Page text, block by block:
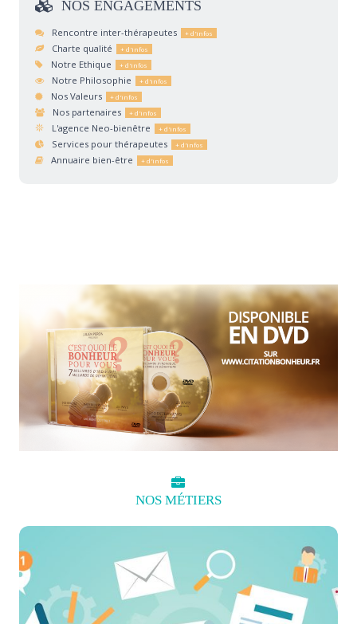
NOS ENGAGEMENTS
Rencontre inter-thérapeutes
Charte qualité
Notre Ethique
Notre Philosophie
Nos Valeurs
Nos partenaires
L'agence Neo-bienêtre
Services pour thérapeutes
Annuaire bien-être
NOS MÉTIERS